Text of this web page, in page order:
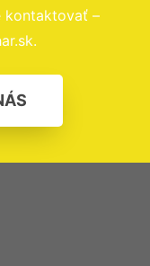
kontaktovať –